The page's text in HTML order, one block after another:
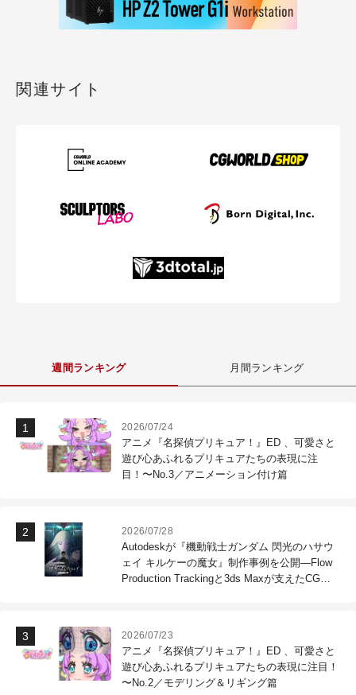
関連サイト
週間ランキング 月間ランキング
2026/07/24
アニメ『名探偵プリキュア！』ED 、可愛さと
遊び心あふれるプリキュアたちの表現に注
目！〜No.3／アニメーション付け篇
2026/07/28
Autodeskが『機動戦士ガンダム 閃光のハサウ
ェイ キルケーの魔女』制作事例を公開―Flow
Production Trackingと3ds Maxが支えたCG制
2026/07/23
アニメ『名探偵プリキュア！』ED 、可愛さと
遊び心あふれるプリキュアたちの表現に注目！
〜No.2／モデリング＆リギング篇